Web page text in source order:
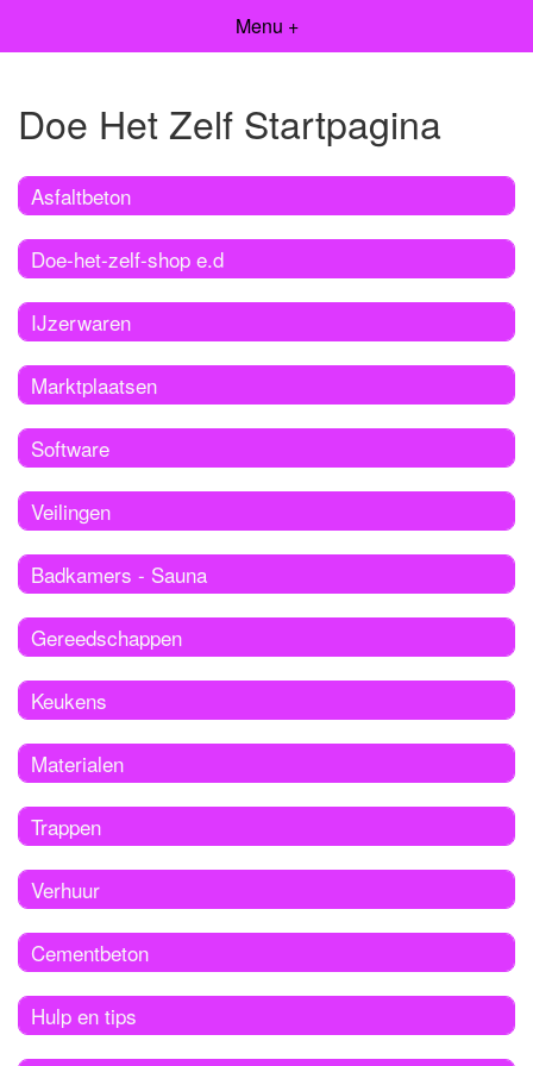
Menu +
Doe Het Zelf Startpagina
Asfaltbeton
Doe-het-zelf-shop e.d
IJzerwaren
Marktplaatsen
Software
Veilingen
Badkamers - Sauna
Gereedschappen
Keukens
Materialen
Trappen
Verhuur
Cementbeton
Hulp en tips